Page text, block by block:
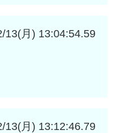
13(月) 13:04:54.59
13(月) 13:12:46.79